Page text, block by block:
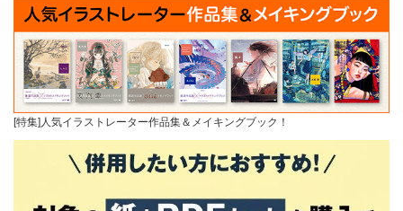
[特集]人気イラストレーター作品集＆メイキングブック！